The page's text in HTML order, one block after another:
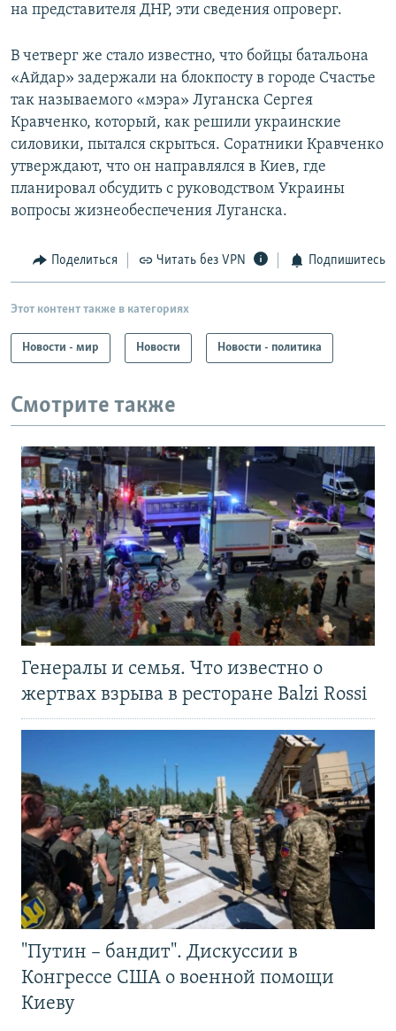
на представителя ДНР, эти сведения опроверг.
В четверг же стало известно, что бойцы батальона
«Айдар» задержали на блокпосту в городе Счастье
так называемого «мэра» Луганска Сергея
Кравченко, который, как решили украинские
силовики, пытался скрыться. Соратники Кравченко
утверждают, что он направлялся в Киев, где
планировал обсудить с руководством Украины
вопросы жизнеобеспечения Луганска.
Поделиться Читать без VPN Подпишитесь
Этот контент также в категориях
Новости - мир Новости Новости - политика
Смотрите также
Генералы и семья. Что известно о
жертвах взрыва в ресторане Balzi Rossi
"Путин – бандит". Дискуссии в
Конгрессе США о военной помощи
Киеву